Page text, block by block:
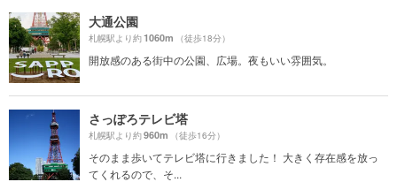
大通公園
札幌駅より約1060m （徒歩18分）
開放感のある街中の公園、広場。夜もいい雰囲気。
さっぽろテレビ塔
札幌駅より約960m （徒歩16分）
そのまま歩いてテレビ塔に行きました！ 大きく存在感を放っ
てくれるので、そ...